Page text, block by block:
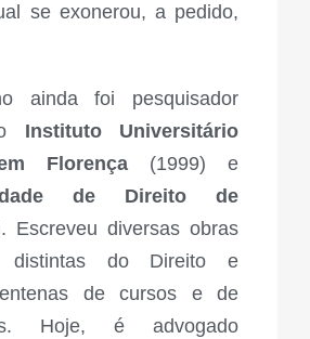
se exonerou, a pedido,
ainda foi pesquisador
Instituto Universitário
Florença (1999) e
de Direito de
Escreveu diversas obras
distintas do Direito e
de cursos e de
Hoje, é advogado